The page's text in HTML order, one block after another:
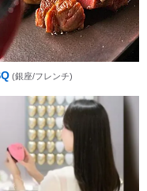
(銀座/フレンチ)